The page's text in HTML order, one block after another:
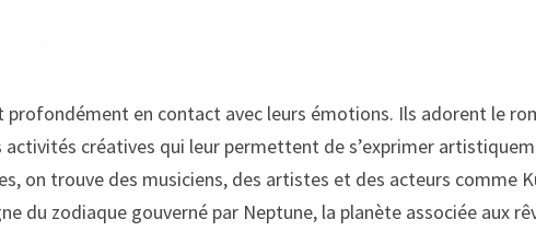
en contact avec leurs émotions. Ils adorent le
activités créatives qui leur permettent de s’exprimer
on trouve des musiciens, des artistes et des acteurs comme
du zodiaque gouverné par Neptune, la planète associée aux